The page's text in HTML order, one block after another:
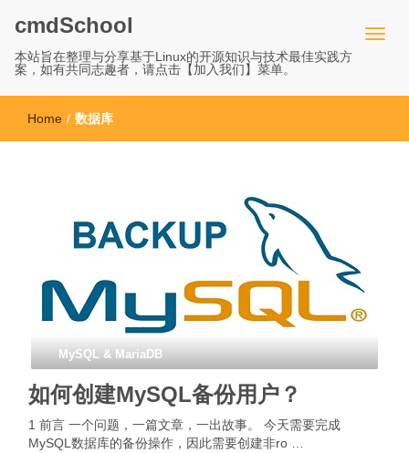
cmdSchool
本站旨在整理与分享基于Linux的开源知识与技术最佳实践方
案，如有共同志趣者，请点击【加入我们】菜单。
Home / 数据库
MySQL & MariaDB
如何创建MySQL备份用户？
1 前言 一个问题，一篇文章，一出故事。 今天需要完成
MySQL数据库的备份操作，因此需要创建非ro …